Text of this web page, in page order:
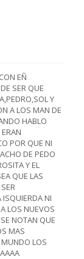
EÑ
SER QUE
Y
A LOS MAN DE
HABLO
POR QUE NI
DE PEDO
Y EL
QUE LAS
NI
LOS NUEVOS
NOTAN QUE
MAS
MUNDO LOS